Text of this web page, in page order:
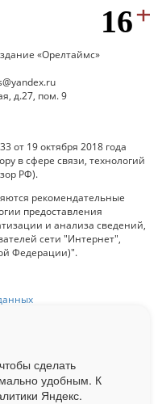
«Орелтаймс»
д.27, пом. 9
от 19 октября 2018 года
в сфере связи, технологий
РФ).
рекомендательные
предоставления
и анализа сведений,
сети "Интернет",
Федерации)".
доступна на сайте
сделать
удобным. К
Яндекс.